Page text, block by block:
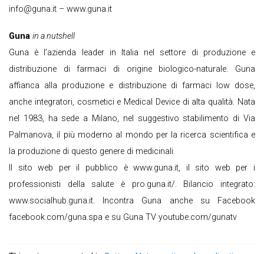
info@guna.it – www.guna.it
Guna in a nutshell
Guna è l’azienda leader in Italia nel settore di produzione e
distribuzione di farmaci di origine biologico-naturale. Guna
affianca alla produzione e distribuzione di farmaci low dose,
anche integratori, cosmetici e Medical Device di alta qualità. Nata
nel 1983, ha sede a Milano, nel suggestivo stabilimento di Via
Palmanova, il più moderno al mondo per la ricerca scientifica e
la produzione di questo genere di medicinali.
Il sito web per il pubblico è www.guna.it, il sito web per i
professionisti della salute è pro.guna.it/. Bilancio integrato:
www.socialhub.guna.it. Incontra Guna anche su Facebook
facebook.com/guna.spa e su Guna TV youtube.com/gunatv